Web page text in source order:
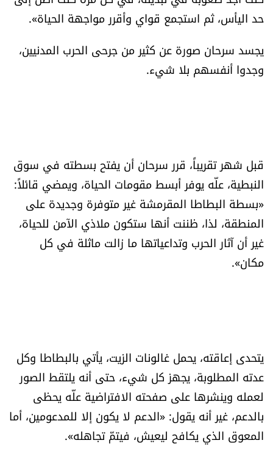
حد اليأس، ثم استجمع قواي وأقرر مواجهة الحياة».
يجسد سرحان صورة عن كثير من جرحى الحرب المدنيين،
وجدوا أنفسهم بلا شيء.
قبل شهر تقريباً، قرر سرحان أن يفتح بسطته في سوق
النبطية، علّه يوفر أبسط مقومات الحياة، ويمضي قائلاً:
«بسطة البطاطا المقرمشة غير متوفرة وجديدة على
المنطقة، لذا، ظننت أنها ستكون ملاذي الآمن للحياة،
غير أن آثار الحرب وتداعياتها ما زالت ماثلة في كل
مكان».
يتحدى إعاقته، يحمل غالونات الزيت، يأتي بالبطاطا وكل
عدته المطلوبة، يجهز كل شيء، حتى أنه يلتقط الصور
لعمله وينشرها على صفحته الافتراضية علّه يحظى
بالدعم، غير أنه يقول: «الدعم لا يكون إلا للمدعومين، أما
المعوق الذي يكافح ليعيش، فيتمّ تجاهله».